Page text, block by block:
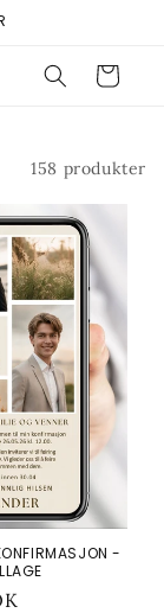
Handlekurv
158 produkter
-